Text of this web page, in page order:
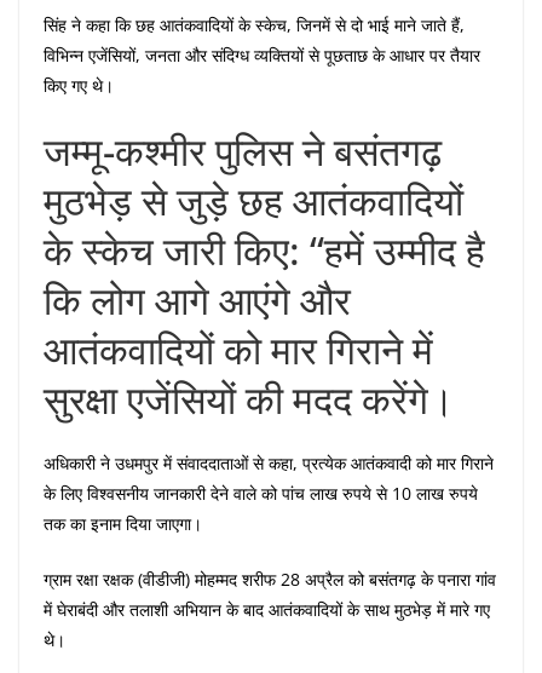
सिंह ने कहा कि छह आतंकवादियों के स्केच, जिनमें से दो भाई माने जाते हैं,
विभिन्न एजेंसियों, जनता और संदिग्ध व्यक्तियों से पूछताछ के आधार पर तैयार
किए गए थे।
जम्मू-कश्मीर पुलिस ने बसंतगढ़
मुठभेड़ से जुड़े छह आतंकवादियों
के स्केच जारी किए: “हमें उम्मीद है
कि लोग आगे आएंगे और
आतंकवादियों को मार गिराने में
सुरक्षा एजेंसियों की मदद करेंगे।
अधिकारी ने उधमपुर में संवाददाताओं से कहा, प्रत्येक आतंकवादी को मार गिराने
के लिए विश्वसनीय जानकारी देने वाले को पांच लाख रुपये से 10 लाख रुपये
तक का इनाम दिया जाएगा।
ग्राम रक्षा रक्षक (वीडीजी) मोहम्मद शरीफ 28 अप्रैल को बसंतगढ़ के पनारा गांव
में घेराबंदी और तलाशी अभियान के बाद आतंकवादियों के साथ मुठभेड़ में मारे गए
थे।